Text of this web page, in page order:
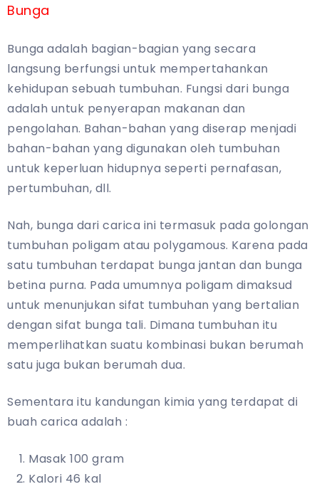
Bunga
Bunga adalah bagian-bagian yang secara
langsung berfungsi untuk mempertahankan
kehidupan sebuah tumbuhan. Fungsi dari bunga
adalah untuk penyerapan makanan dan
pengolahan. Bahan-bahan yang diserap menjadi
bahan-bahan yang digunakan oleh tumbuhan
untuk keperluan hidupnya seperti pernafasan,
pertumbuhan, dll.
Nah, bunga dari carica ini termasuk pada golongan
tumbuhan poligam atau polygamous. Karena pada
satu tumbuhan terdapat bunga jantan dan bunga
betina purna. Pada umumnya poligam dimaksud
untuk menunjukan sifat tumbuhan yang bertalian
dengan sifat bunga tali. Dimana tumbuhan itu
memperlihatkan suatu kombinasi bukan berumah
satu juga bukan berumah dua.
Sementara itu kandungan kimia yang terdapat di
buah carica adalah :
Masak 100 gram
Kalori 46 kal